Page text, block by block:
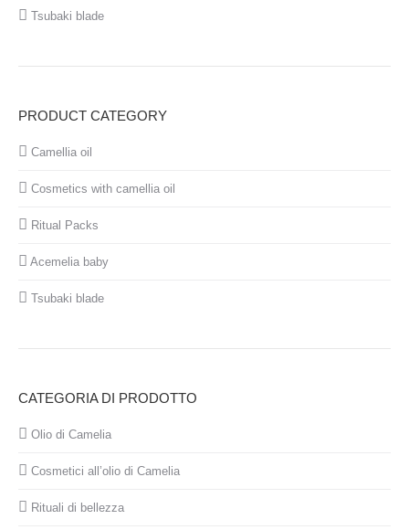
Tsubaki blade
PRODUCT CATEGORY
Camellia oil
Cosmetics with camellia oil
Ritual Packs
Acemelia baby
Tsubaki blade
CATEGORIA DI PRODOTTO
Olio di Camelia
Cosmetici all’olio di Camelia
Rituali di bellezza